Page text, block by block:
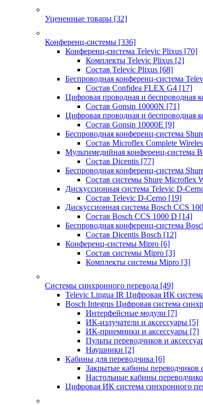
Уцененные товары [32]
Конференц-системы [336]
Конференц-система Televic Plixus [70]
Комплекты Televic Plixus [2]
Состав Televic Plixus [68]
Беспроводная конференц-система
Состав Confidea FLEX G4 [17]
Цифровая проводная и беспроводная
Состав Gonsin 10000N [71]
Цифровая проводная и беспроводная
Состав Gonsin 10000E [9]
Беспроводная конференц-система
Состав Microflex Complete
Мультимедийная конференц-система
Состав Dicentis [77]
Беспроводная конференц-система
Состав системы Shure Microflex
Дискуссионная система Televic D-
Состав Televic D-Cerno [19]
Дискуссионная система Bosch CCS
Состав Bosch CCS 1000 D [14]
Беспроводная конференц-система
Состав Dicentis Bosch [12]
Конференц-системы Mipro [6]
Состав системы Mipro [3]
Комплекты системы Mipro [3]
Системы синхронного перевода [49]
Televic Lingua IR Цифровая ИК
Bosch Integrus Цифровая система
Интерфейсные модули [7]
ИК-излучатели и аксессуары [5]
ИК-приемники и аксессуары [7]
Пульты переводчиков и
Наушники [2]
Кабины для переводчика [6]
Закрытые кабины переводчиков
Настольные кабины
Цифровая ИК система синхронного